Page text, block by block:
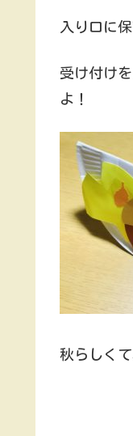
入り口に
受け付け
よ！
秋らしく